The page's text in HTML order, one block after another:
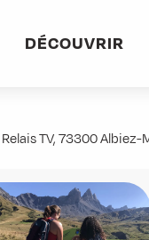
DÉCOUVRIR
TV, 73300